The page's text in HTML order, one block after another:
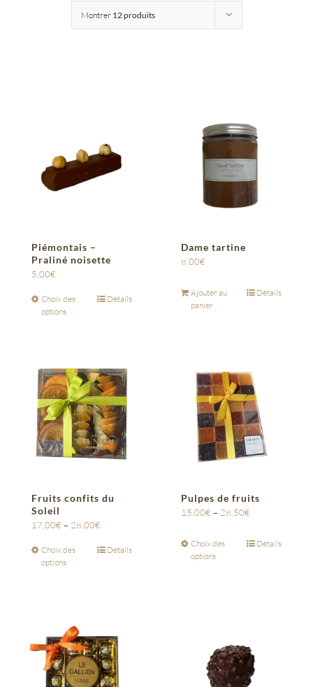
Montrer 12 produits
Piémontais –
Praliné noisette
5,00€
Choix des
options
Détails
Dame tartine
8,00€
Ajouter au
panier
Détails
Fruits confits du
Soleil
17,00€ – 28,00€
Choix des
options
Détails
Pulpes de fruits
15,00€ – 28,50€
Choix des
options
Détails